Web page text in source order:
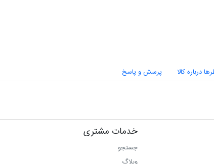
درباره کالا پرسش و پاسخ
خدمات مشتری
جستجو